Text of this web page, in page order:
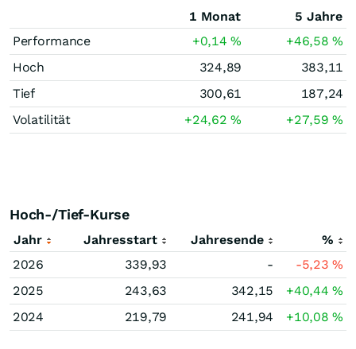
1 Monat
5 Jahre
Performance
+0,14% +46,58%
Hoch
324,89
383,11
Tief
300,61
187,24
Volatilität
+24,62% +27,59%
Hoch-/Tief-Kurse
Jahr Jahresstart Jahresende
%
2026
339,93 - -5,23%
2025
243,63 342,15 +40,44%
2024
219,79 241,94 +10,08%